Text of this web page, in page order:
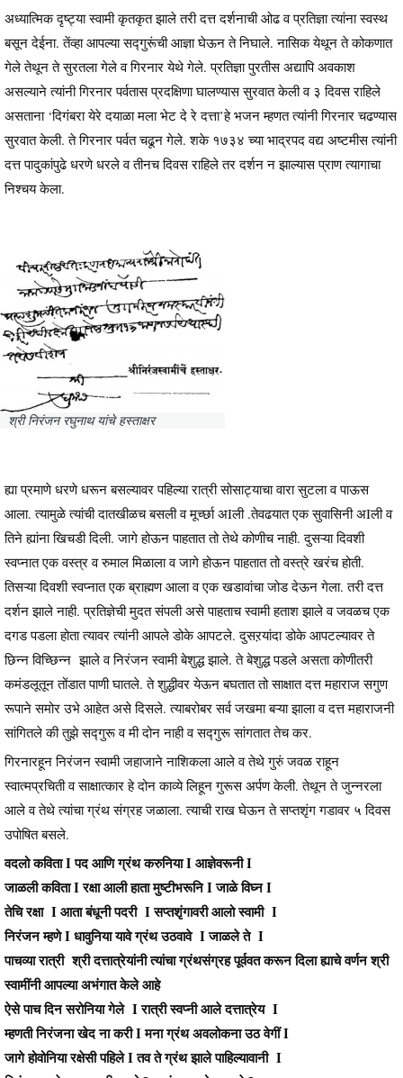
अध्यात्मिक दृष्ट्या स्वामी कृतकृत झाले तरी दत्त दर्शनाची ओढ व प्रतिज्ञा त्यांना स्वस्थ
बसून देईना. तेंव्हा आपल्या सद्गुरूंची आज्ञा घेऊन ते निघाले. नासिक येथून ते कोकणात
गेले तेथून ते सुरतला गेले व गिरनार येथे गेले. प्रतिज्ञा पुरतीस अद्यापि अवकाश
असल्याने त्यांनी गिरनार पर्वतास प्रदक्षिणा घालण्यास सुरवात केली व ३ दिवस राहिले
असताना ‘दिगंबरा येरे दयाळा मला भेट दे रे दत्ता’हे भजन म्हणत त्यांनी गिरनार चढण्यास
सुरवात केली. ते गिरनार पर्वत चढून गेले. शके १७३४ च्या भाद्रपद वद्य अष्टमीस त्यांनी
दत्त पादुकांपुढे धरणे धरले व तीनच दिवस राहिले तर दर्शन न झाल्यास प्राण त्यागाचा
निश्चय केला.
श्री निरंजन रघुनाथ यांचे हस्ताक्षर
ह्या प्रमाणे धरणे धरून बसल्यावर पहिल्या रात्री सोसाट्याचा वारा सुटला व पाऊस
आला. त्यामुळे त्यांची दातखीळच बसली व मूर्च्छा अIली .तेवढयात एक सुवासिनी अIली व
तिने ह्यांना खिचडी दिली. जागे होऊन पाहतात तो तेथे कोणीच नाही. दुसऱ्या दिवशी
स्वप्नात एक वस्त्र व रुमाल मिळाला व जागे होऊन पाहतात तो वस्त्रे खरंच होती.
तिसऱ्या दिवशी स्वप्नात एक ब्राह्मण आला व एक खडावांचा जोड देऊन गेला. तरी दत्त
दर्शन झाले नाही. प्रतिज्ञेची मुदत संपली असे पाहताच स्वामी हताश झाले व जवळच एक
दगड पडला होता त्यावर त्यांनी आपले डोके आपटले. दुसऱयांदा डोके आपटल्यावर ते
छिन्न विच्छिन्न झाले व निरंजन स्वामी बेशुद्ध झाले. ते बेशुद्ध पडले असता कोणीतरी
कमंडलूतून तोंडात पाणी घातले. ते शुद्धीवर येऊन बघतात तो साक्षात दत्त महाराज सगुण
रूपाने समोर उभे आहेत असे दिसले. त्याबरोबर सर्व जखमा बऱ्या झाला व दत्त महाराजनी
सांगितले की तुझे सद्गुरू व मी दोन नाही व सद्गुरू सांगतात तेच कर.
गिरनारहून निरंजन स्वामी जहाजाने नाशिकला आले व तेथे गुरुं जवळ राहून
स्वात्मप्रचिती व साक्षात्कार हे दोन काव्ये लिहून गुरूस अर्पण केली. तेथून ते जुन्नरला
आले व तेथे त्यांचा ग्रंथ संग्रह जळाला. त्याची राख घेऊन ते सप्तशृंग गडावर ५ दिवस
उपोषित बसले.
वदलो कविता I पद आणि ग्रंथ करुनिया I आज्ञेवरूनी I
जाळली कविता I रक्षा आली हाता मुष्टीभरूनि I जाळे विघ्न I
तेचि रक्षा I आता बंधूनी पदरी I सप्तशृंगावरी आलो स्वामी I
निरंजन म्हणे I धावुनिया यावे ग्रंथ उठवावे I जाळले ते I
पाचव्या रात्री श्री दत्तात्रेयांनी त्यांचा ग्रंथसंग्रह पूर्ववत करून दिला ह्याचे वर्णन श्री
स्वामींनी आपल्या अभंगात केले आहे
ऐसे पाच दिन सरोनिया गेले I रात्री स्वप्नी आले दत्तात्रेय I
म्हणती निरंजना खेद ना करी I मना ग्रंथ अवलोकना उठ वेगीं I
जागे होवोनिया रक्षेसी पहिले I तव ते ग्रंथ झाले पाहिल्यावानी I